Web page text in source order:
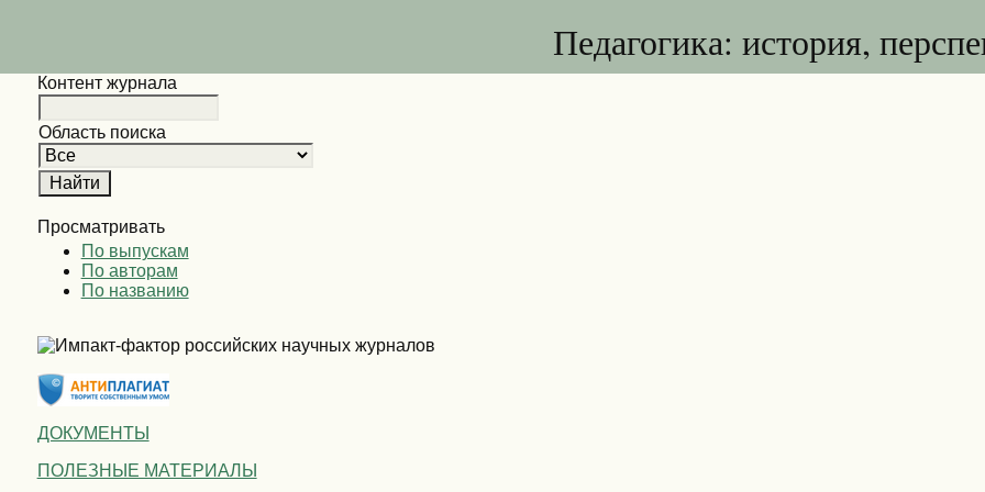
Педагогика: история,
Контент журнала
Область поиска
Просматривать
По выпускам
По авторам
По названию
ДОКУМЕНТЫ
ПОЛЕЗНЫЕ МАТЕРИАЛЫ